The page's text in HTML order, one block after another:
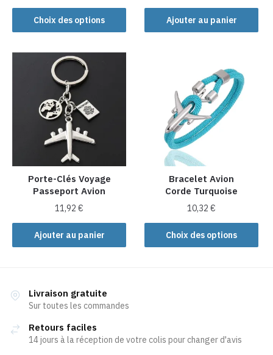
Choix des options
produit
a
variations.
Les
options
peuvent
être
choisies
sur
la
page
du
produit
Ajouter au panier
Porte-Clés Voyage
Passeport Avion
11,92€
Ajouter au panier
Bracelet Avion
Corde Turquoise
10,32€
Choix des options
Ce
produit
peuvent
être
Livraison gratuite
Sur toutes les commandes
Retours faciles
14 jours à la réception de votre colis pour changer d'avis